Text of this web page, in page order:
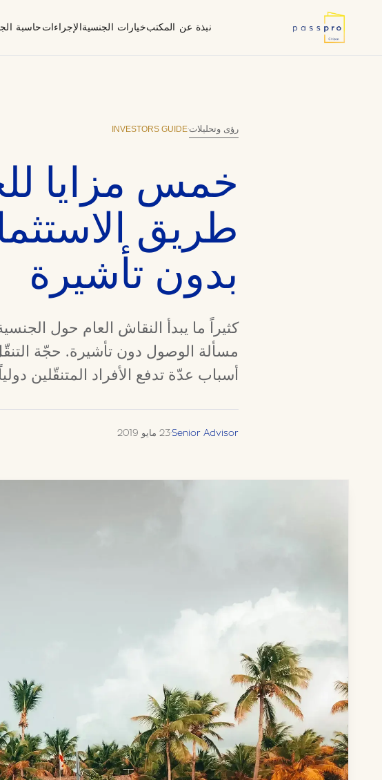
نبذة عن المكتبخيارات الجنسية الإجراءات حاسبة
رؤى وتحليلات·
INVESTORS GUIDE
خمس مزايا
طريق
بدون تأشيرة
كثيراً ما يبدأ النقاش العام حول
مسألة الوصول دون تأشيرة. حجّة
أسباب عدّة تدفع الأفراد المتنقّلين
Senior Advisor
·23 مايو 2019